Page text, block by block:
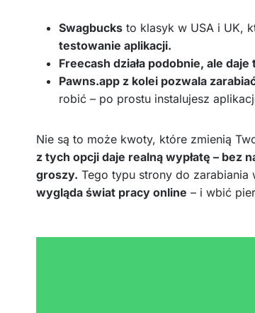
Swagbucks to klasyk w USA i UK,
testowanie aplikacji.
Freecash działa podobnie, ale
Pawns.app z kolei pozwala
robić – po prostu instalujesz
Nie są to może kwoty, które zmienią
z tych opcji daje realną wypłatę – bez
groszy. Tego typu strony do
wygląda świat pracy online – i wbić